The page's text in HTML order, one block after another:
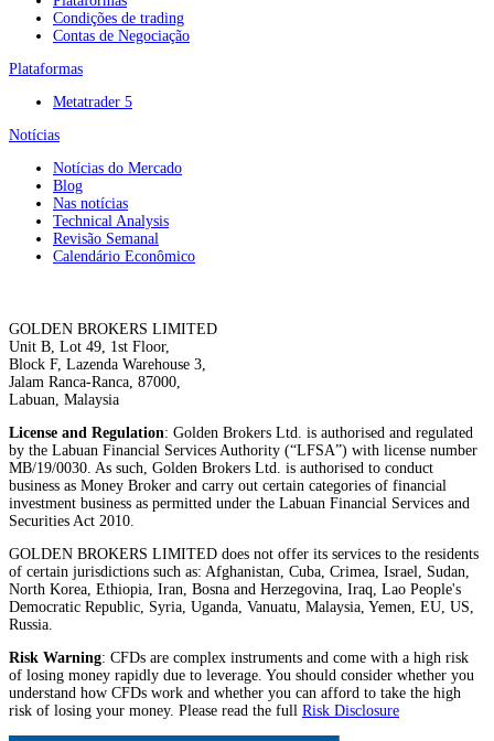
Condições de trading
Contas de Negociação
Plataformas
Metatrader 5
Notícias
Notícias do Mercado
Blog
Nas notícias
Technical Analysis
Revisão Semanal
Calendário Econômico
GOLDEN BROKERS LIMITED
Unit B, Lot 49, 1st Floor,
Block F, Lazenda Warehouse 3,
Jalam Ranca-Ranca, 87000,
Labuan, Malaysia
License and Regulation: Golden Brokers Ltd. is authorised and regulated
by the Labuan Financial Services Authority (“LFSA”) with license number
MB/19/0030. As such, Golden Brokers Ltd. is authorised to conduct
business as Money Broker and carry out certain categories of financial
investment business as permitted under the Labuan Financial Services and
Securities Act 2010.
GOLDEN BROKERS LIMITED does not offer its services to the residents
of certain jurisdictions such as: Afghanistan, Cuba, Crimea, Israel, Sudan,
North Korea, Ethiopia, Iran, Bosna and Herzegovina, Iraq, Lao People's
Democratic Republic, Syria, Uganda, Vanuatu, Malaysia, Yemen, EU, US,
Russia.
Risk Warning: CFDs are complex instruments and come with a high risk
of losing money rapidly due to leverage. You should consider whether you
understand how CFDs work and whether you can afford to take the high
risk of losing your money. Please read the full Risk Disclosure